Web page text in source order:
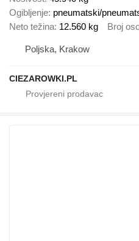
Ogibljenje pneumatski/
Neto težina 12.560 kg Broj
Poljska, Krakow
CIEZAROWKI.PL